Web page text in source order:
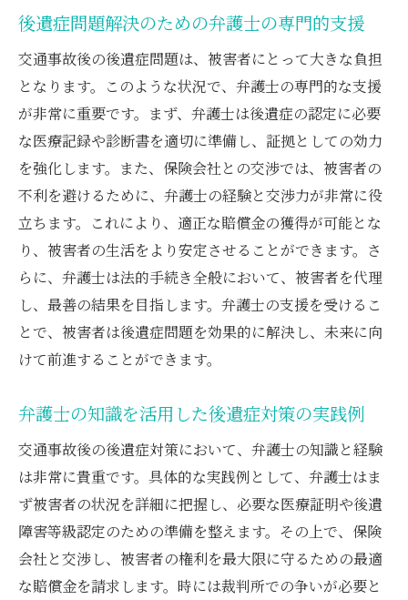
後遺症問題解決のための弁護士の専門的支援
交通事故後の後遺症問題は、被害者にとって大きな負担
となります。このような状況で、弁護士の専門的な支援
が非常に重要です。まず、弁護士は後遺症の認定に必要
な医療記録や診断書を適切に準備し、証拠としての効力
を強化します。また、保険会社との交渉では、被害者の
不利を避けるために、弁護士の経験と交渉力が非常に役
立ちます。これにより、適正な賠償金の獲得が可能とな
り、被害者の生活をより安定させることができます。さ
らに、弁護士は法的手続き全般において、被害者を代理
し、最善の結果を目指します。弁護士の支援を受けるこ
とで、被害者は後遺症問題を効果的に解決し、未来に向
けて前進することができます。
弁護士の知識を活用した後遺症対策の実践例
交通事故後の後遺症対策において、弁護士の知識と経験
は非常に貴重です。具体的な実践例として、弁護士はま
ず被害者の状況を詳細に把握し、必要な医療証明や後遺
障害等級認定のための準備を整えます。その上で、保険
会社と交渉し、被害者の権利を最大限に守るための最適
な賠償金を請求します。時には裁判所での争いが必要と